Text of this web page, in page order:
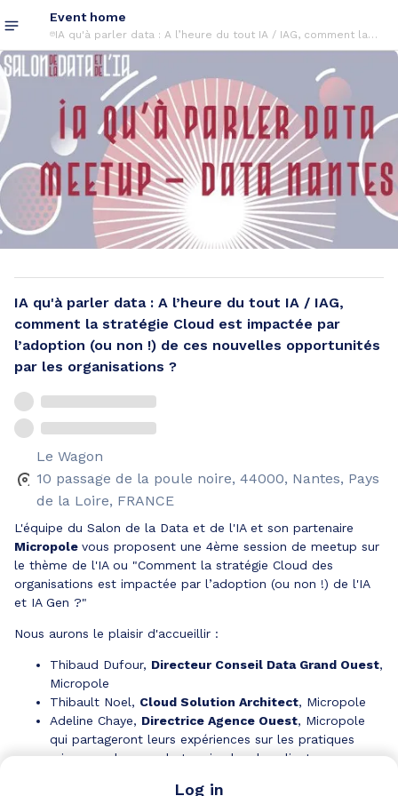
Event home
IA qu'à parler data : A l’heure du tout IA / IAG, comment la
stratégie Cloud est impactée par l’adoption (ou non !) de
ces nouvelles opportunités par les organisations ?
IA qu'à parler data : A l’heure du tout IA / IAG,
comment la stratégie Cloud est impactée par
l’adoption (ou non !) de ces nouvelles opportunités
par les organisations ?
Le Wagon
10 passage de la poule noire, 44000, Nantes, Pays
de la Loire, FRANCE
L'équipe du Salon de la Data et de l'IA et son partenaire
Micropole vous proposent une 4ème session de meetup sur
le thème de l'IA ou "Comment la stratégie Cloud des
organisations est impactée par l’adoption (ou non !) de l'IA
et IA Gen ?"
Nous aurons le plaisir d'accueillir :
Thibaud Dufour, Directeur Conseil Data Grand Ouest,
Micropole
Thibault Noel, Cloud Solution Architect, Micropole
Adeline Chaye, Directrice Agence Ouest, Micropole
qui partageront leurs expériences sur les pratiques
mises en place sur le terrain chez les clients.
Log in